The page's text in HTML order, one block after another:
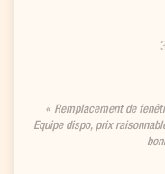
Remplacement de
Equipe dispo, prix